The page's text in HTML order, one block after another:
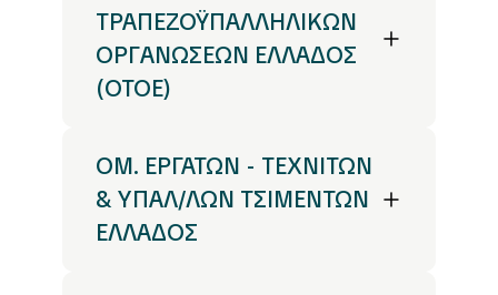
ΤΡΑΠΕΖΟΫΠAΛΛΗΛΙΚΩΝ
ΟΡΓANΩΣΕΩΝ ΕΛΛΑΔΟΣ
(ΟΤΟΕ)
ΟΜ. ΕΡΓΑΤΩΝ - ΤΕΧΝΙΤΩΝ
& ΥΠΑΛ/ΛΩΝ ΤΣΙΜΕΝΤΩΝ
ΕΛΛΑΔΟΣ